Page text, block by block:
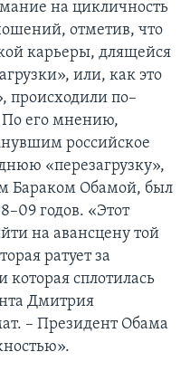
на цикличность
отметив, что
карьеры, длящейся
или, как это
происходили по–
По его мнению,
российское
«перезагрузку»,
Бараком Обамой, был
годов. «Этот
на авансцену той
ратует за
сплотилась
Дмитрия
– Президент Обама